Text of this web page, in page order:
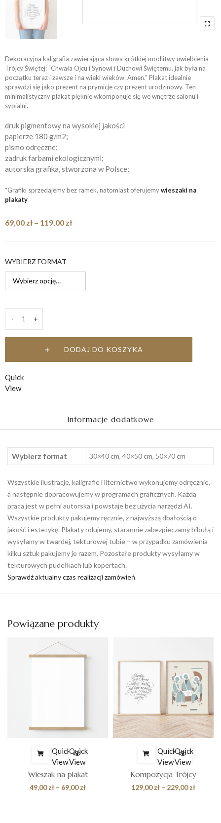
Dekoracyjna kaligrafia zawierająca słowa krótkiej modlitwy uwielbienia
Trójcy Świętej: “Chwała Ojcu i Synowi i Duchowi Świętemu, jak była na
początku teraz i zawsze i na wieki wieków. Amen.” Plakat idealnie
sprawdzi się jako prezent na prymicje czy prezent urodzinowy. Ten
minimalistyczny plakat pięknie wkomponuje się we wnętrze salonu i
sypialni.
druk pigmentowy na wysokiej jakości
papierze 180 g/m2;
pismo odręczne;
zadruk farbami ekologicznymi;
autorska grafika, stworzona w Polsce;
*Grafiki sprzedajemy bez ramek, natomiast oferujemywieszaki na
plakaty
69,00 zł – 119,00 złZakres
WYBIERZ FORMAT
-
Chwała
+
DODAJ DO KOSZYKA
Quick
View
Informacje dodatkowe
Wybierz format 30×40 cm, 40×50 cm, 50×70 cm
Wszystkie ilustracje, kaligrafie i liternictwo wykonujemy odręcznie,
a następnie dopracowujemy w programach graficznych. Każda
praca jest w pełni autorska i powstaje bez użycia narzędzi AI.
Wszystkie produkty pakujemy ręcznie, z najwyższą dbałością o
jakość i estetykę. Plakaty rolujemy, starannie zabezpieczamy bibułą i
wysyłamy w twardej, tekturowej tubie – w przypadku zamówienia
kilku sztuk pakujemy je razem. Pozostałe produkty wysyłamy w
tekturowych pudełkach lub kopertach.
Sprawdź aktualny czas realizacji zamówień.
Powiązane produkty
Quick
View
Quick
View
Wieszak na plakat
49,00zł – 69,00złZakres
Quick
View
Quick
View
Kompozycja Trójcy
129,00zł – 229,00złZakres